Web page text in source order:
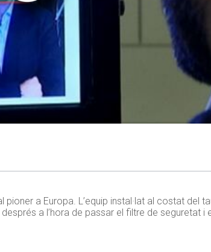
a Europa. L’equip instal·lat al costat del
a l’hora de passar el filtre de seguretat i